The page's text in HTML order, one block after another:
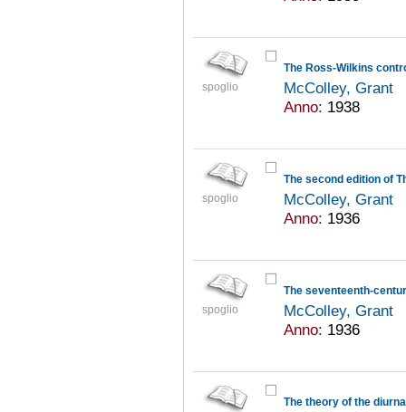
spoglio
The Ross-Wilkins
McColley, Grant
Anno: 1938
spoglio
The second edition of
McColley, Grant
Anno: 1936
spoglio
The seventeenth-
McColley, Grant
Anno: 1936
The theory of the